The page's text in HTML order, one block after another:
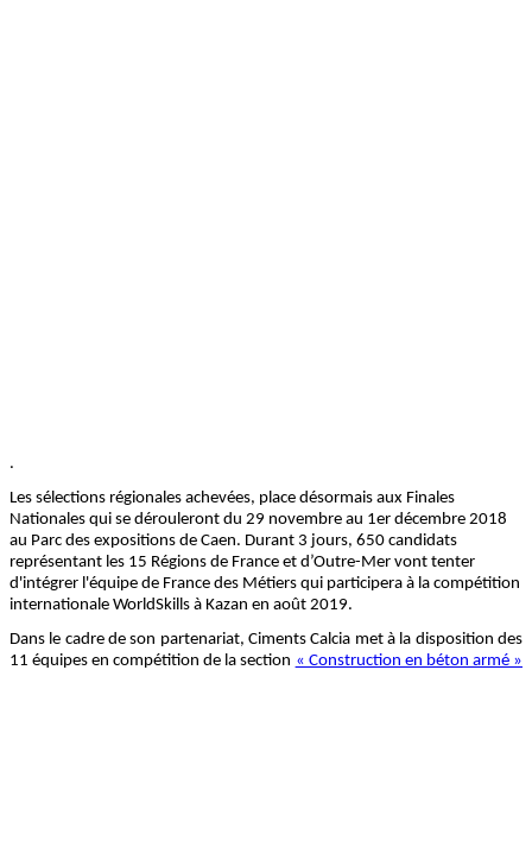
.
Les sélections régionales achevées, place désormais aux Finales
Nationales qui se dérouleront du 29 novembre au 1er décembre 2018
au Parc des expositions de Caen. Durant 3 jours, 650 candidats
représentant les 15 Régions de France et d’Outre-Mer vont tenter
d'intégrer l'équipe de France des Métiers qui participera à la compétition
internationale WorldSkills à Kazan en août 2019.
Dans le cadre de son partenariat, Ciments Calcia met à la disposition des
11 équipes en compétition de la section « Construction en béton armé »